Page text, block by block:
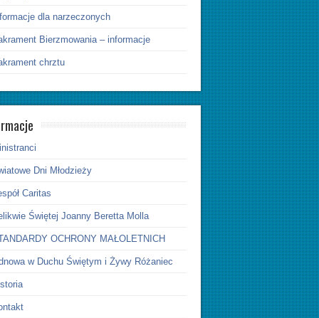
dla narzeczonych
Bierzmowania – informacje
chrztu
Dni Młodzieży
Caritas
Świętej Joanny Beretta Molla
OCHRONY MAŁOLETNICH
w Duchu Świętym i Żywy Różaniec